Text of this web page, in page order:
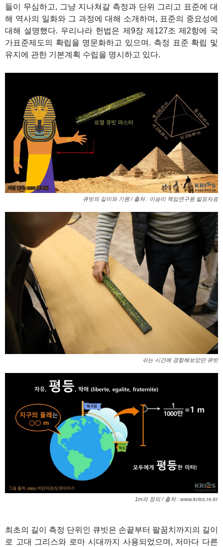
들이 무심하고, 그냥 지나쳐갈 측정과 단위 그리고 표준에 대
해 역사의 일화와 그 과정에 대해 소개하며, 표준의 중요성에
대해 설명했다. 우리나라 헌법은 제9장 제127조 제2항에 국
가표준제도의 확립을 명문화하고 있으며. 측정 표준 확립 및
유지에 관한 기본계획 수립을 명시하고 있다.
큐빗의 길이와 기원 / 출처 : 이승미 책임연구원 발표자료
쉬는 시간에 경험해보았던 큐빗
1m의 정의 / 출처 : www.kriss.re.kr
최초의 길이 측정 단위인 큐빗은 손끝부터 팔꿈치까지의 길이
로 고대 그리스와 로마 시대까지 사용되었으며, 저마다 다른